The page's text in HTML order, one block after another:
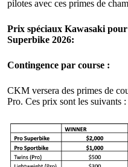
pilotes avec ces primes de
Prix spéciaux Kawasaki
Superbike 2026:
Contingence par course :
CKM versera des primes de
Pro. Ces prix sont les suivants :